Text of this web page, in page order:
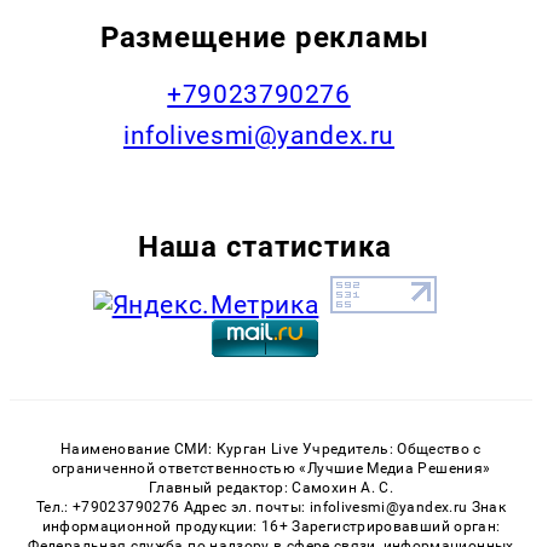
Размещение рекламы
+79023790276
infolivesmi@yandex.ru
Наша статистика
Наименование СМИ: Курган Live Учредитель: Общество с
ограниченной ответственностью «Лучшие Медиа Решения»
Главный редактор: Самохин А. С.
Тел.: +79023790276 Адрес эл. почты: infolivesmi@yandex.ru Знак
информационной продукции: 16+ Зарегистрировавший орган: